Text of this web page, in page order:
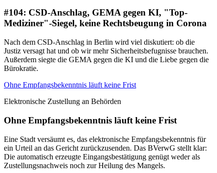
#104: CSD-Anschlag, GEMA gegen KI, "Top-
Mediziner"-Siegel, keine Rechtsbeugung in Corona
Nach dem CSD-Anschlag in Berlin wird viel diskutiert: ob die
Justiz versagt hat und ob wir mehr Sicherheitsbefugnisse brauchen.
Außerdem siegte die GEMA gegen die KI und die Liebe gegen die
Bürokratie.
Ohne Empfangsbekenntnis läuft keine Frist
Elektronische Zustellung an Behörden
Ohne Empfangsbekenntnis läuft keine Frist
Eine Stadt versäumt es, das elektronische Empfangsbekenntnis für
ein Urteil an das Gericht zurückzusenden. Das BVerwG stellt klar:
Die automatisch erzeugte Eingangsbestätigung genügt weder als
Zustellungsnachweis noch zur Heilung des Mangels.